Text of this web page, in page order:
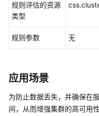
资
清
单
源
录
器
规则评估的资源
类型
规则参数 无
应用场景
为防止数据丢失，并确保在
间，从而增强集群的高可用